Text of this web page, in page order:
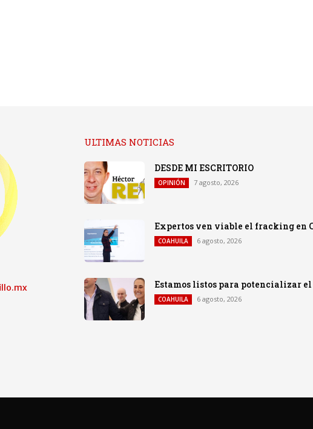
ULTIMAS NOTICIAS
DESDE MI ESCRITORIO
OPINIÓN 7 agosto, 2026
Expertos ven viable el fracking en
COAHUILA 6 agosto, 2026
Estamos listos para potencializar
COAHUILA 6 agosto, 2026